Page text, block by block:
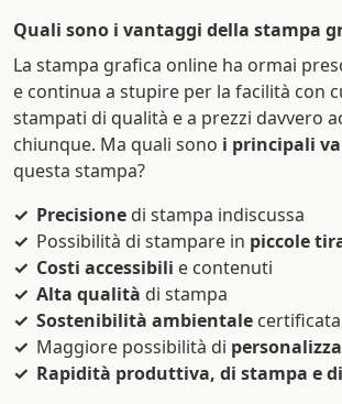
Quali sono i vantaggi della stampa
La stampa grafica online ha ormai
e continua a stupire per la facilità con
stampati di qualità e a prezzi davvero
chiunque. Ma quali sono i principali
questa stampa?
Precisionedi stampa indiscussa
Possibilità di stampare in piccole
Costi accessibili e contenuti
Alta qualità di stampa
Sostenibilità ambientalecertificata
Maggiore possibilità di
Rapidità produttiva, di stampa e